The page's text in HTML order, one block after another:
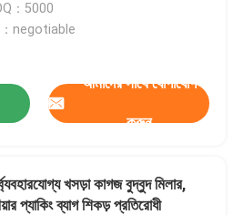
：5000
：negotiable
আমাদের সাথে যোগাযোগ
করুন
খসড়া কাগজ বুদ্বুদ মিলার,
প্যাকিং ব্যাগ শিকড় প্রতিরোধী